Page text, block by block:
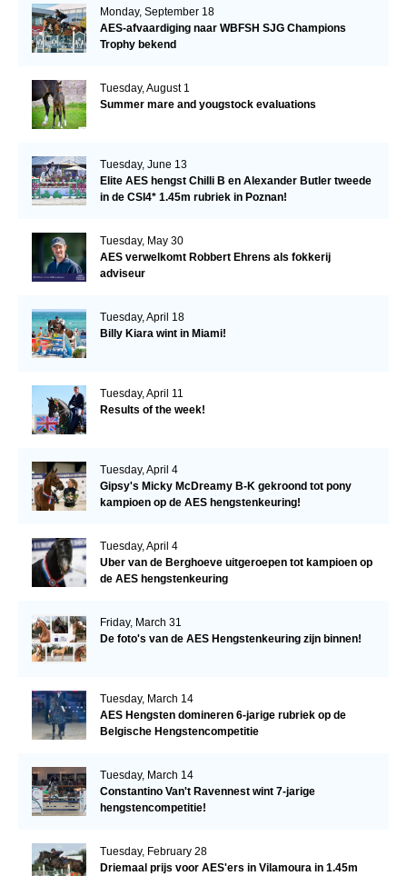
Monday, September 18
AES-afvaardiging naar WBFSH SJG Champions
Trophy bekend
Tuesday, August 1
Summer mare and yougstock evaluations
Tuesday, June 13
Elite AES hengst Chilli B en Alexander Butler tweede
in de CSI4* 1.45m rubriek in Poznan!
Tuesday, May 30
AES verwelkomt Robbert Ehrens als fokkerij
adviseur
Tuesday, April 18
Billy Kiara wint in Miami!
Tuesday, April 11
Results of the week!
Tuesday, April 4
Gipsy's Micky McDreamy B-K gekroond tot pony
kampioen op de AES hengstenkeuring!
Tuesday, April 4
Uber van de Berghoeve uitgeroepen tot kampioen op
de AES hengstenkeuring
Friday, March 31
De foto's van de AES Hengstenkeuring zijn binnen!
Tuesday, March 14
AES Hengsten domineren 6-jarige rubriek op de
Belgische Hengstencompetitie
Tuesday, March 14
Constantino Van't Ravennest wint 7-jarige
hengstencompetitie!
Tuesday, February 28
Driemaal prijs voor AES'ers in Vilamoura in 1.45m